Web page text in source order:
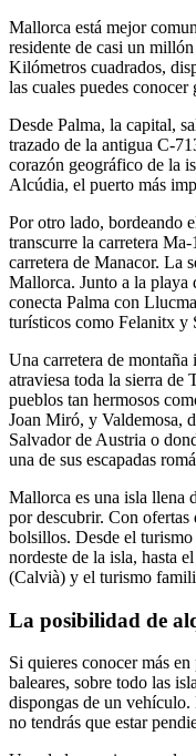
Mallorca está mejor
residente de casi un
Kilómetros cuadrados,
las cuales puedes conocer
Desde Palma, la capital,
trazado de la antigua C-
corazón geográfico de la
Alcúdia, el puerto más
Por otro lado, bordeando
transcurre la carretera
carretera de Manacor. La
Mallorca. Junto a la playa
conecta Palma con
turísticos como Felanitx y
Una carretera de montaña
atraviesa toda la sierra de
pueblos tan hermosos
Joan Miró, y Valdemosa,
Salvador de Austria o
una de sus escapadas
Mallorca es una isla llena
por descubrir. Con ofertas
bolsillos. Desde el
nordeste de la isla, hasta
(Calvià) y el turismo
La posibilidad de
Si quieres conocer más
baleares, sobre todo las
dispongas de un vehículo.
no tendrás que estar